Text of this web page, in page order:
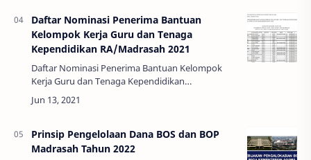
Daftar Nominasi Penerima Bantuan
Kelompok Kerja Guru dan Tenaga
Kependidikan RA/Madrasah 2021
Daftar Nominasi Penerima Bantuan Kelompok
Kerja Guru dan Tenaga Kependidikan
RA/Madrasah 2021 – Bahwa dalam upaya
meningkatkan kualitas pendidikan, pengajaran,
Prinsip Pengelolaan Dana BOS dan BOP
Madrasah Tahun 2022